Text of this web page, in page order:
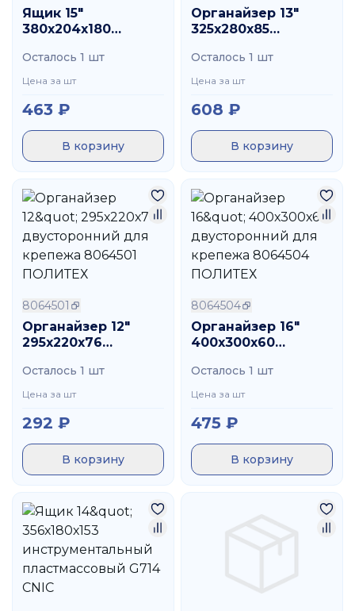
Ящик 15"
380х204х180
пластмассовый
G715 CNIC
Осталось 1 шт
Цена за шт
463 ₽
В корзину
Органайзер 13"
325х280х85
крепежа 8064901
ПОЛИТЕХ
Осталось 1 шт
Цена за шт
608 ₽
В корзину
8064501
Органайзер 12"
295х220х76
крепежа 8064501
ПОЛИТЕХ
Осталось 1 шт
Цена за шт
292 ₽
В корзину
8064504
Органайзер 16"
400х300х60
крепежа 8064504
ПОЛИТЕХ
Осталось 1 шт
Цена за шт
475 ₽
В корзину